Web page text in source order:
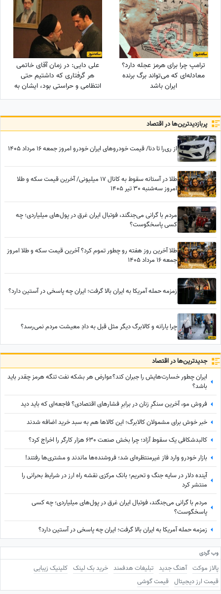
دائم استرس داشتم که مبادا
فیلم یا عکسی از من گرفته شود
و بعدا برای من دردسر ایجاد کند!
ترامپ چرا برای هرمز عجله دارد؟
معادله‌ای که می‌تواند برگ برنده
ایران باشد
علی دایی: در زمان آقای خاتمی
هر گرفتاری‌ که داشتیم حتی
انتظامی و حراستی بود، ایشان به
و...
پربازدید‌ترین‌ها در اقتصاد
از ری‌را تا دنا/ قیمت خودرو‌های ایران خودرو امروز جمعه 16 مرداد 1405
طلا در آستانه سقوط به کانال 17 میلیونی/ آخرین قیمت سکه و طلا
امروز سه‌شنبه 30 تیر 1405
مردم با گرانی می‌جنگند، فوتبال ایران غرق در پول‌های میلیاردی؛ چه
کسی پاسخگوست؟
طلا آخرین روز هفته رو چطور تموم کرد؟ آخرین قیمت سکه و طلا امروز
جمعه 16 مرداد 1405
زمزمه حمله آمریکا به ایران بالا گرفت؛ ایران چه پاسخی در آستین دارد؟
چرا یارانه و کالابرگ دیگر مثل قبل به دادِ معیشت مردم نمی‌رسد؟
جدید‌ترین‌ها در اقتصاد
ایران چطور خسارت‌هایش را جبران کند؟عوارض هر بشکه نفت تنگه هرمز چقدر باید
باشد؟
فروش مو، آخرین سنگرِ زنان در برابرِ فشارهای اقتصادی؟ فاجعه‌ای که باید دید
خبر خوش برای مشمولان کالابرگ؛ این کالاها هم به سبد خرید اضافه شدند
کالبدشکافی یک سقوط آزاد؛ چرا بخش صنعت 630 هزار کارگر را اخراج کرد؟
بازار خودرو وارد فاز غیرمنتظره‌ای شد؛ فروشنده‌ها ماندند و مشتری‌ها رفتند!
آینده دلار در سایه جنگ و تحریم؛ بانک مرکزی نقشه راه ارز در شرایط بحرانی را
منتشر کرد
مردم با گرانی می‌جنگند، فوتبال ایران غرق در پول‌های میلیاردی؛ چه کسی
پاسخگوست؟
زمزمه حمله آمریکا به ایران بالا گرفت؛ ایران چه پاسخی در آستین دارد؟
وب گردی
پالاز موکت آهنگ جدید تبلیغات هدفمند خرید بک لینک کلینیک زیبایی
قیمت ارز دیجیتال قیمت گوشی